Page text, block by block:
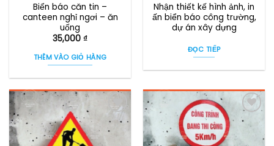
Biển báo căn tin –
canteen nghỉ ngơi – ăn
uống
35,000 ₫
THÊM VÀO GIỎ HÀNG
Nhận thiết kế hình ảnh, in
ấn biển báo công trường,
dự án xây dựng
ĐỌC TIẾP